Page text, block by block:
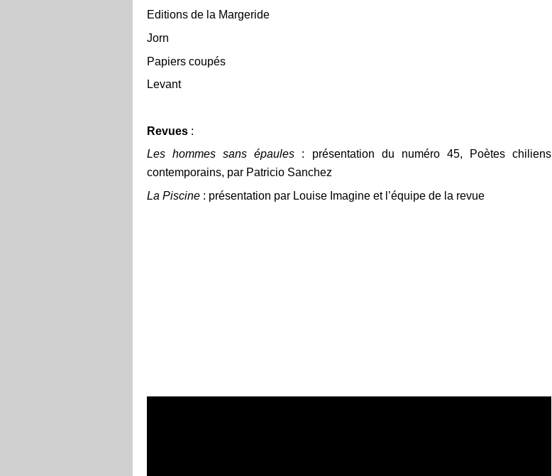
Editions de la Margeride
Jorn
Papiers coupés
Levant
Revues :
Les hommes sans épaules : présentation du numéro 45, Poètes chiliens
contemporains, par Patricio Sanchez
La Piscine : présentation par Louise Imagine et l’équipe de la revue